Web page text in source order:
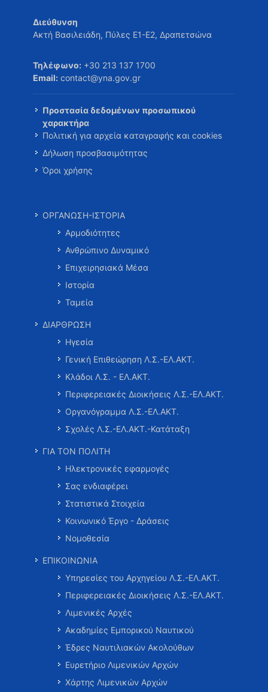
Διεύθυνση
Ακτή Βασιλειάδη, Πύλες Ε1-Ε2, Δραπετσώνα
Τηλέφωνο: +30 213 137 1700
Email: contact@yna.gov.gr
Προστασία δεδομένων προσωπικού
χαρακτήρα
Πολιτική για αρχεία καταγραφής και cookies
Δήλωση προσβασιμότητας
Όροι χρήσης
ΟΡΓΑΝΩΣΗ-ΙΣΤΟΡΙΑ
Αρμοδιότητες
Ανθρώπινο Δυναμικό
Επιχειρησιακά Μέσα
Ιστορία
Ταμεία
ΔΙΑΡΘΡΩΣΗ
Ηγεσία
Γενική Επιθεώρηση Λ.Σ.-ΕΛ.ΑΚΤ.
Κλάδοι Λ.Σ. - ΕΛ.ΑΚΤ.
Περιφερειακές Διοικήσεις Λ.Σ.-ΕΛ.ΑΚΤ.
Οργανόγραμμα Λ.Σ.-ΕΛ.ΑΚΤ.
Σχολές Λ.Σ.-ΕΛ.ΑΚΤ.-Κατάταξη
ΓΙΑ ΤΟΝ ΠΟΛΙΤΗ
Ηλεκτρονικές εφαρμογές
Σας ενδιαφέρει
Στατιστικά Στοιχεία
Κοινωνικό Έργο - Δράσεις
Νομοθεσία
ΕΠΙΚΟΙΝΩΝΙΑ
Υπηρεσίες του Αρχηγείου Λ.Σ.-ΕΛ.ΑΚΤ.
Περιφερειακές Διοικήσεις Λ.Σ.-ΕΛ.ΑΚΤ.
Λιμενικές Αρχές
Ακαδημίες Εμπορικού Ναυτικού
Έδρες Ναυτιλιακών Ακολούθων
Ευρετήριο Λιμενικών Αρχών
Χάρτης Λιμενικών Αρχών